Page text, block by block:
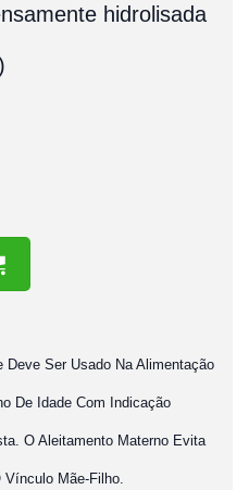
hidrolisada
Deve Ser Usado Na Alimentação
De Idade Com Indicação
O Aleitamento Materno Evita
Mãe-Filho.